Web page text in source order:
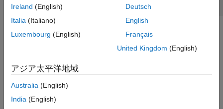
Ireland (English)
Italia (Italiano)
Luxembourg (English)
Deutsch
English
Français
United Kingdom (English)
アジア太平洋地域
Australia (English)
India (English)